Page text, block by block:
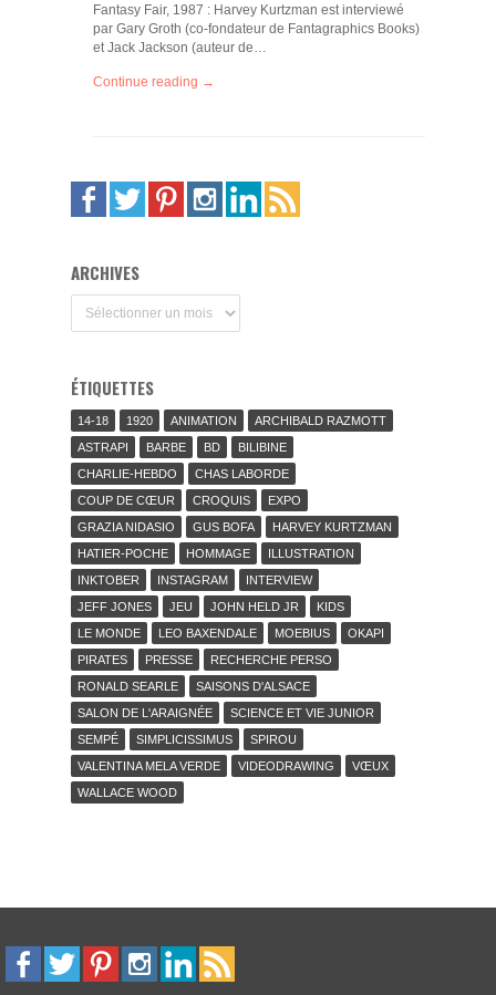
Fantasy Fair, 1987 : Harvey Kurtzman est interviewé
par Gary Groth (co-fondateur de Fantagraphics Books)
et Jack Jackson (auteur de…
Continue reading →
ARCHIVES
ÉTIQUETTES
14-18 1920 ANIMATION
ARCHIBALD RAZMOTT
ASTRAPI
BARBE BD
BILIBINE
CHARLIE-HEBDO
CHAS LABORDE
COUP DE CŒUR
CROQUIS
EXPO
GRAZIA NIDASIO
GUS BOFA
HARVEY KURTZMAN
HATIER-POCHE
HOMMAGE
ILLUSTRATION
INKTOBER
INSTAGRAM
INTERVIEW
JEFF JONES
JEU JOHN HELD JR
KIDS
LE MONDE
LEO BAXENDALE MOEBIUS
OKAPI
PIRATES
PRESSE
RECHERCHE PERSO
RONALD SEARLE
SAISONS D'ALSACE
SALON DE L'ARAIGNÉE
SCIENCE ET VIE JUNIOR
SEMPÉ
SIMPLICISSIMUS
SPIROU
VALENTINA MELA VERDE
VIDEODRAWING
VŒUX
WALLACE WOOD